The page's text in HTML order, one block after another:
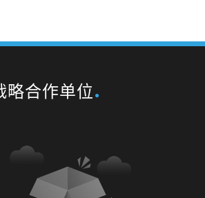
略合作单位